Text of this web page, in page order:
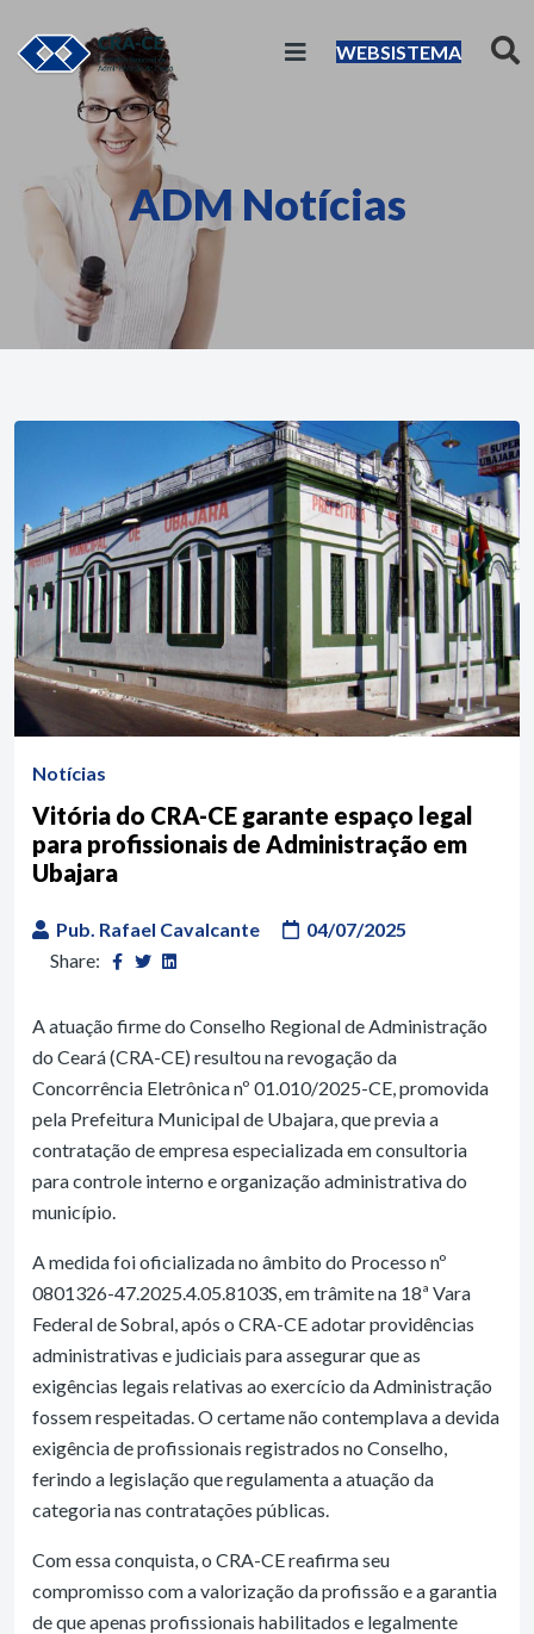
WEBSISTEMA
ADM Notícias
Notícias
Vitória do CRA-CE garante espaço legal
para profissionais de Administração em
Ubajara
Pub. Rafael Cavalcante
04/07/2025
Share:
A atuação firme do Conselho Regional de Administração
do Ceará (CRA-CE) resultou na revogação da
Concorrência Eletrônica nº 01.010/2025-CE, promovida
pela Prefeitura Municipal de Ubajara, que previa a
contratação de empresa especializada em consultoria
para controle interno e organização administrativa do
município.
A medida foi oficializada no âmbito do Processo nº
0801326-47.2025.4.05.8103S, em trâmite na 18ª Vara
Federal de Sobral, após o CRA-CE adotar providências
administrativas e judiciais para assegurar que as
exigências legais relativas ao exercício da Administração
fossem respeitadas. O certame não contemplava a devida
exigência de profissionais registrados no Conselho,
ferindo a legislação que regulamenta a atuação da
categoria nas contratações públicas.
Com essa conquista, o CRA-CE reafirma seu
compromisso com a valorização da profissão e a garantia
de que apenas profissionais habilitados e legalmente